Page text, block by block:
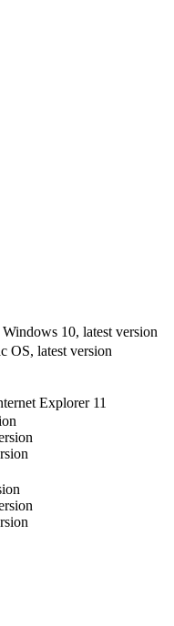
10, latest version
OS, latest version
Explorer 11